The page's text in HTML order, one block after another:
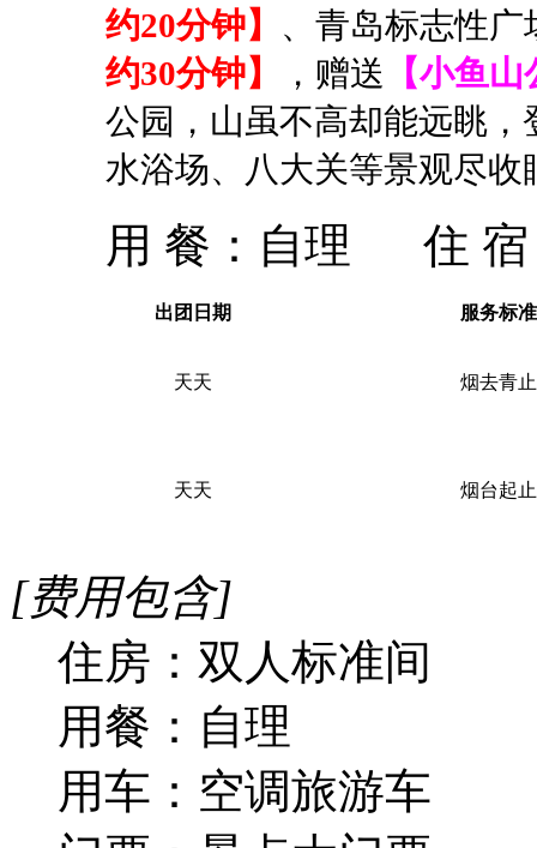
约20分钟】 、青岛标志性
约30分钟】
，赠送 【小鱼
公园，山虽不高却能远眺
水浴场、八大关等景观尽
用 餐： 自理 住
出团日期 服务标准
天天 烟去青止
天天 烟台起止
[费用包含]
住房：双人标准间
用餐：自理
用车：空调旅游车